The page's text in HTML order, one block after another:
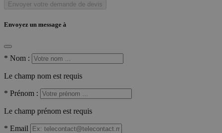
Envoyer votre demande de devis
Envoyez un message à
* Nom :
Le champ nom est requis
* Prénom :
Le champ prénom est requis
* Email